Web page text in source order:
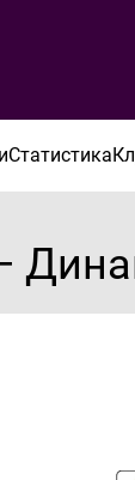
Статистика